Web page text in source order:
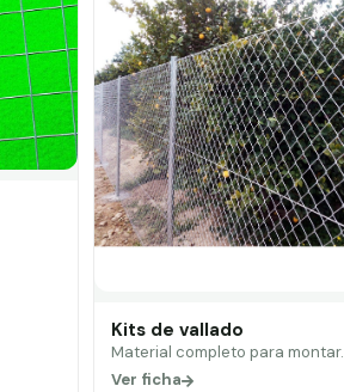
Kits de vallado
Material completo para montar.
Ver ficha